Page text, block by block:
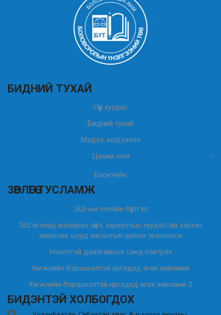
БИДНИЙ ТУХАЙ
Нүүр хуудас
Бидний тухай
Мэдээ, мэдээлэл
Цахим ном
Блокчейн
ЗӨВЛӨГӨӨ ТУСЛАМЖ
ЭШ-ын онлайн бүртгэл
ЭШ өгөхөд анхаарах зүйл, хариултын хуудастай хэрхэн
ажиллах, шууд засалтын шилэн технологи
Нээлттэй даалгаврын санд нэвтрэх
Хөгжлийн бэрхшээлтэй иргэдэд өгөх зөвлөмж
Хөгжлийн бэрхшээлтэй иргэдэд өгөх зөвлөмж 2
БИДЭНТЭЙ ХОЛБОГДОХ